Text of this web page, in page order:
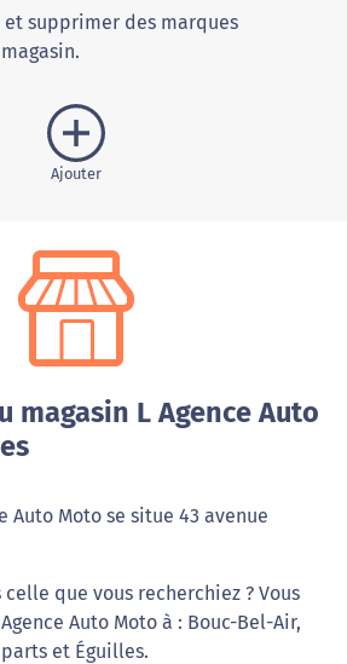
et supprimer des marques
Ajouter
magasin L Agence Auto
Auto Moto se situe 43 avenue
que vous recherchiez ? Vous
Auto Moto à : Bouc-Bel-Air,
et Éguilles.